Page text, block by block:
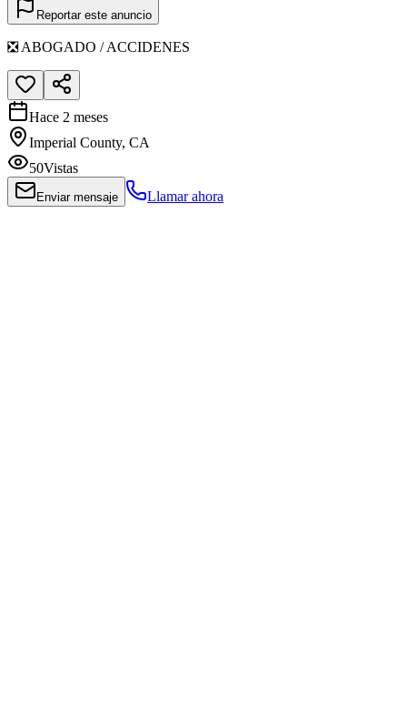
Reportar este anuncio
❎ ABOGADO / ACCIDENES
Hace 2 meses
Imperial County, CA
50Vistas
Enviar mensaje Llamar ahora